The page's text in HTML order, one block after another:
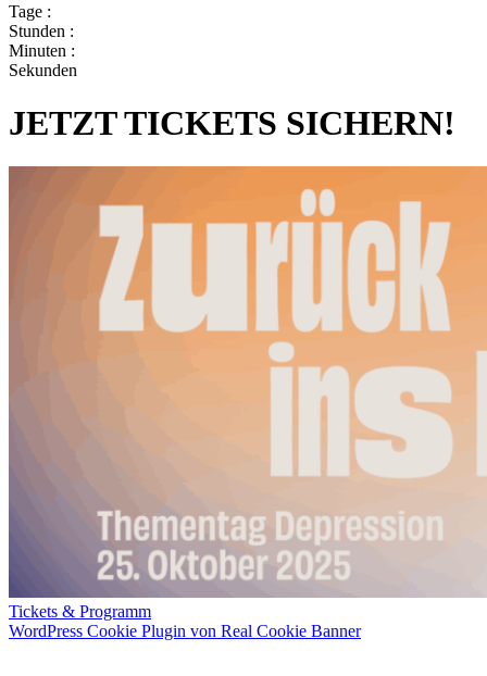
Tage :
Stunden :
Minuten :
Sekunden
JETZT TICKETS SICHERN!
Tickets & Programm
WordPress Cookie Plugin von Real Cookie Banner